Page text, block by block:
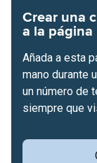
Crear una
a la página
Añada a esta
mano durante
un número de
siempre que